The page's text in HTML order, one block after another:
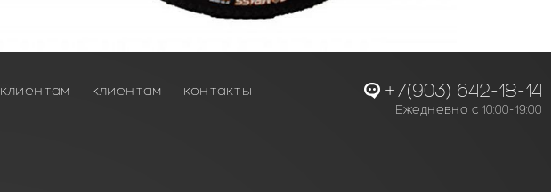
клиентам клиентам контакты +7(903) 642-18-14
Ежедневно с 10:00-19:00